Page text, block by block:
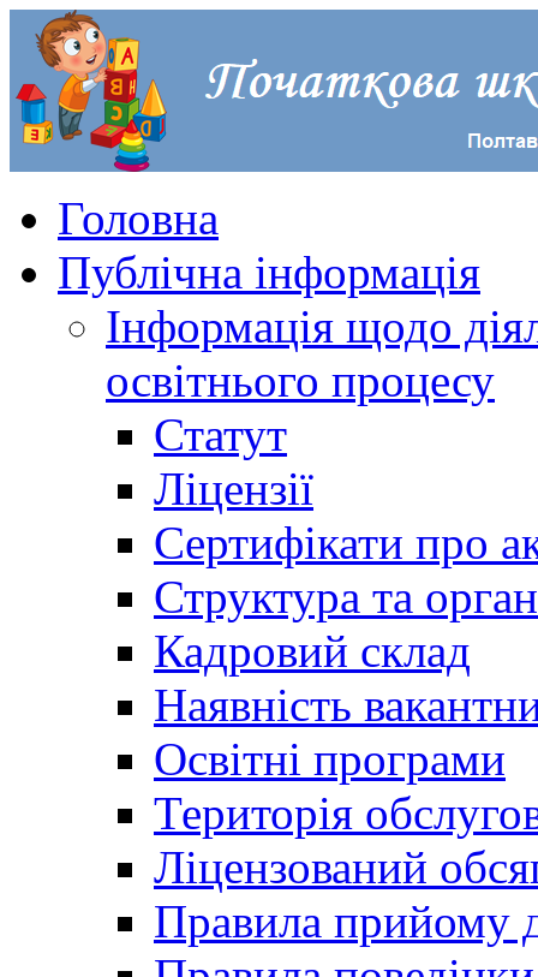
Головна
Публічна інформація
Інформація щодо
освітнього процесу
Статут
Ліцензії
Сертифікати про
Структура та
Кадровий склад
Наявність
Освітні програми
Територія
Ліцензований
Правила прийому